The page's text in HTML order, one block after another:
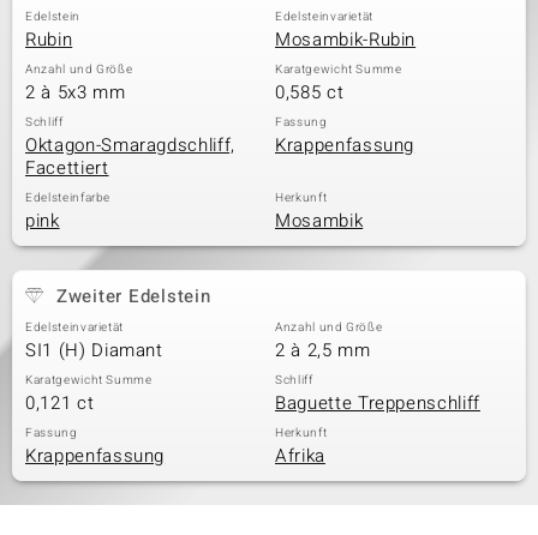
Edelstein
Rubin
Edelsteinvarietät
Mosambik-Rubin
Anzahl und Größe
2 à 5x3 mm
Karatgewicht Summe
0,585 ct
Schliff
Oktagon-Smaragdschliff,
Facettiert
Fassung
Krappenfassung
Edelsteinfarbe
pink
Herkunft
Mosambik
Zweiter Edelstein
Edelsteinvarietät
SI1 (H) Diamant
Anzahl und Größe
2 à 2,5 mm
Karatgewicht Summe
0,121 ct
Schliff
Baguette Treppenschliff
Fassung
Krappenfassung
Herkunft
Afrika